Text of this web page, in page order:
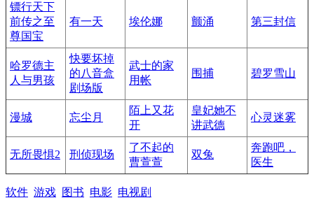
镖行天下
前传之至
尊国宝
有一天 埃伦娜 颤涌 第三封信
哈罗德主
人与男孩
快要坏掉
的八音盒
剧场版
武士的家
用帐
围捕 碧罗雪山
漫城 忘尘月
陌上又花
开
皇妃她不
讲武德
心灵迷雾
无所畏惧2 刑侦现场
了不起的
曹萱萱
双兔
奔跑吧，
医生
软件 游戏 图书 电影 电视剧